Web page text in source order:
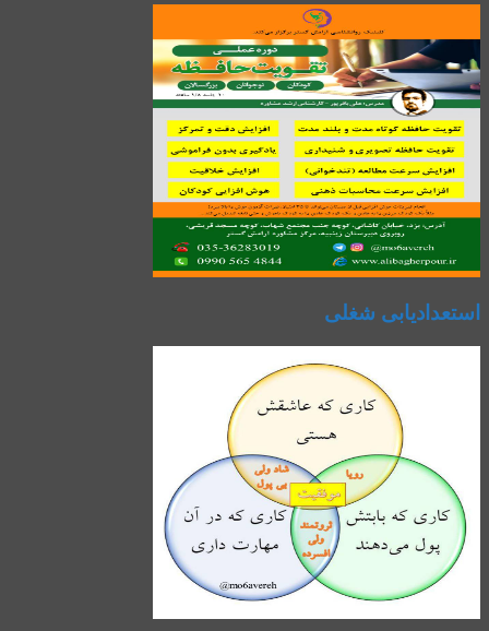
استعدادیابی شغلی